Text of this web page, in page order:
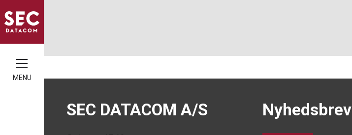
MENU
SEC DATACOM A/S Nyhedsbrev